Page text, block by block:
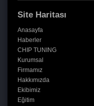
Site Haritası
Anasayfa
Haberler
CHIP TUNING
Kurumsal
Firmamız
Hakkımızda
Ekibimiz
Eğitim